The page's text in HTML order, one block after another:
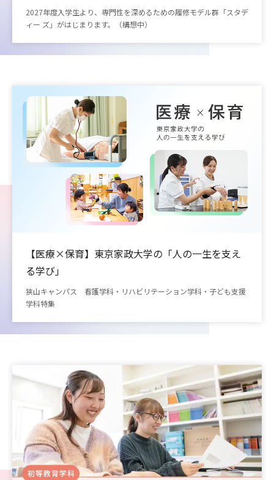
2027年度入学生より、専門性を深めるための履修モデル群「スタデ
ィー ズ」がはじまります。（構想中）
【医療×保育】東京家政大学の「人の一生を支え
る学び」
狭山キャンパス 看護学科・リハビリテーション学科・子ども支援
学科特集